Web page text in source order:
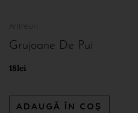
Antreuri
Grujoane De Pui
18lei
ADAUGĂ ÎN COȘ